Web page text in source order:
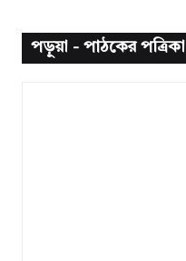
পড়ুয়া - পাঠকের পত্রিকা